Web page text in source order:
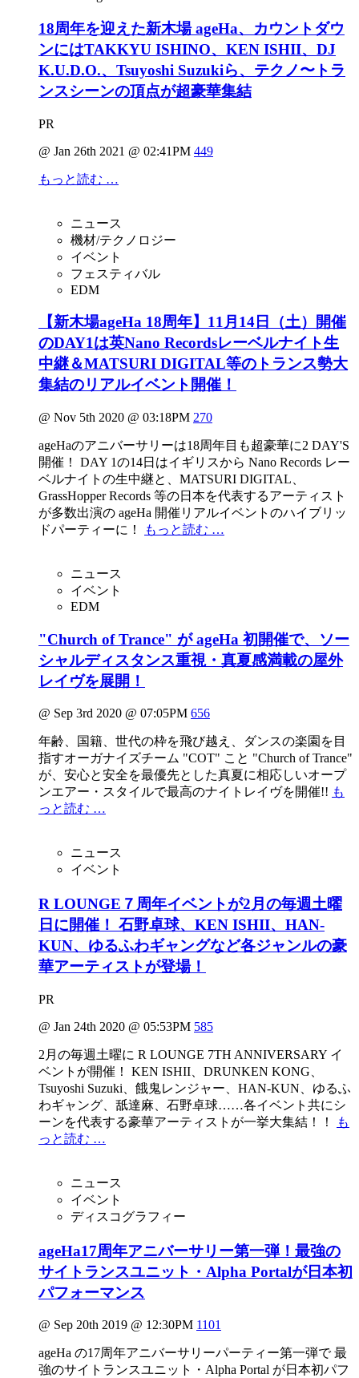
18周年を迎えた新木場 ageHa、カウントダウ
ンにはTAKKYU ISHINO、KEN ISHII、DJ
K.U.D.O.、Tsuyoshi Suzukiら、テクノ〜トラ
ンスシーンの頂点が超豪華集結
PR
@ Jan 26th 2021 @ 02:41PM 449
もっと読む …
ニュース
機材/テクノロジー
イベント
フェスティバル
EDM
【新木場ageHa 18周年】11月14日（土）開催
のDAY1は英Nano Recordsレーベルナイト生
中継＆MATSURI DIGITAL等のトランス勢大
集結のリアルイベント開催！
@ Nov 5th 2020 @ 03:18PM 270
ageHaのアニバーサリーは18周年目も超豪華に2 DAY'S
開催！ DAY 1の14日はイギリスから Nano Records レー
ベルナイトの生中継と、MATSURI DIGITAL、
GrassHopper Records 等の日本を代表するアーティスト
が多数出演の ageHa 開催リアルイベントのハイブリッ
ドパーティーに！
もっと読む …
ニュース
イベント
EDM
"Church of Trance" が ageHa 初開催で、ソー
シャルディスタンス重視・真夏感満載の屋外
レイヴを展開！
@ Sep 3rd 2020 @ 07:05PM 656
年齢、国籍、世代の枠を飛び越え、ダンスの楽園を目
指すオーガナイズチーム "COT" こと "Church of Trance"
が、安心と安全を最優先とした真夏に相応しいオープ
ンエアー・スタイルで最高のナイトレイヴを開催!! も
っと読む …
ニュース
イベント
R LOUNGE７周年イベントが2月の毎週土曜
日に開催！ 石野卓球、KEN ISHII、HAN-
KUN、ゆるふわギャングなど各ジャンルの豪
華アーティストが登場！
PR
@ Jan 24th 2020 @ 05:53PM 585
2月の毎週土曜に R LOUNGE 7TH ANNIVERSARY イ
ベントが開催！ KEN ISHII、DRUNKEN KONG、
Tsuyoshi Suzuki、餓鬼レンジャー、HAN-KUN、ゆるふ
わギャング、舐達麻、石野卓球……各イベント共にシ
ーンを代表する豪華アーティストが一挙大集結！！
も
っと読む …
ニュース
イベント
ディスコグラフィー
ageHa17周年アニバーサリー第一弾！最強の
サイトランスユニット・Alpha Portalが日本初
パフォーマンス
@ Sep 20th 2019 @ 12:30PM 1101
ageHa の17周年アニバーサリーパーティー第一弾で 最
強のサイトランスユニット・Alpha Portal が日本初パフ